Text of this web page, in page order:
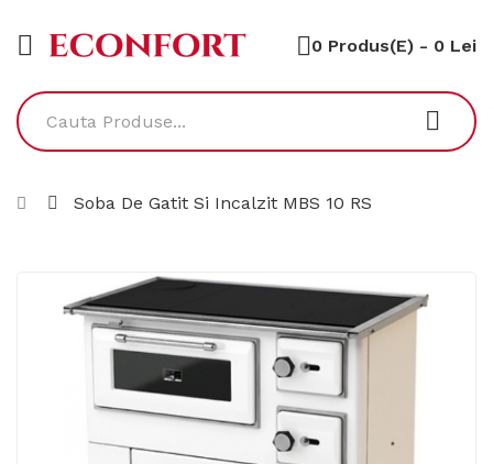
0 Produs(e) - 0 Lei
Soba De Gatit Si Incalzit MBS 10 RS